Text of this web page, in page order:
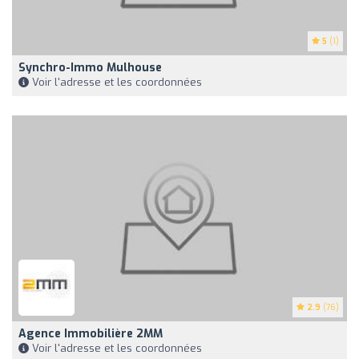
5 (1)
Synchro-Immo Mulhouse
Voir l'adresse et les coordonnées
2.9 (76)
Agence Immobilière 2MM
Voir l'adresse et les coordonnées